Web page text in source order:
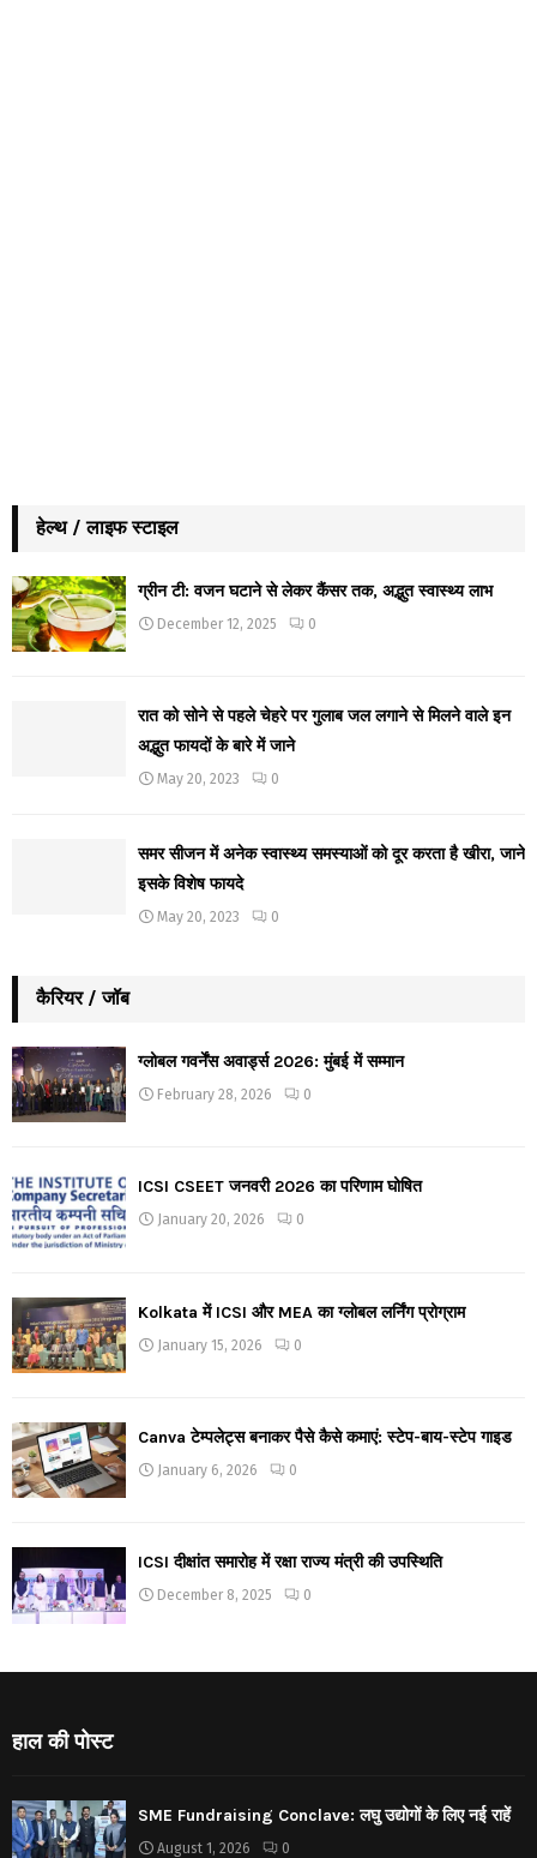
हेल्थ / लाइफ स्टाइल
ग्रीन टी: वजन घटाने से लेकर कैंसर तक, अद्भुत स्वास्थ्य लाभ
December 12, 2025 0
रात को सोने से पहले चेहरे पर गुलाब जल लगाने से मिलने वाले इन
अद्भुत फायदों के बारे में जाने
May 20, 2023 0
समर सीजन में अनेक स्वास्थ्य समस्याओं को दूर करता है खीरा, जाने
इसके विशेष फायदे
May 20, 2023 0
कैरियर / जॉब
ग्लोबल गवर्नेंस अवार्ड्स 2026: मुंबई में सम्मान
February 28, 2026 0
ICSI CSEET जनवरी 2026 का परिणाम घोषित
January 20, 2026 0
Kolkata में ICSI और MEA का ग्लोबल लर्निंग प्रोग्राम
January 15, 2026 0
Canva टेम्पलेट्स बनाकर पैसे कैसे कमाएं: स्टेप-बाय-स्टेप गाइड
January 6, 2026 0
ICSI दीक्षांत समारोह में रक्षा राज्य मंत्री की उपस्थिति
December 8, 2025 0
हाल की पोस्ट
SME Fundraising Conclave: लघु उद्योगों के लिए नई राहें
August 1, 2026 0